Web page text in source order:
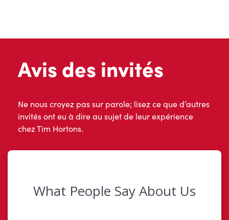
Avis des invités
Ne nous croyez pas sur parole; lisez ce que d’autres
invités ont eu à dire au sujet de leur expérience
chez Tim Hortons.